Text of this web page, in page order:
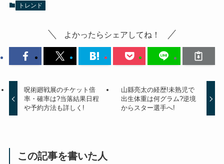
トレンド
よかったらシェアしてね！
呪術廻戦展のチケット倍
率・確率は?当落結果日程
や予約方法も詳しく!
山縣亮太の経歴!未熟児で
出生体重は何グラム?逆境
からスター選手へ!
この記事を書いた人